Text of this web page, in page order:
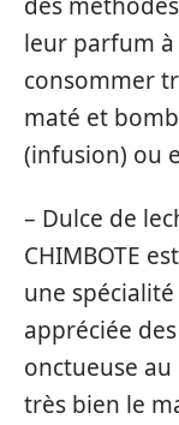
leur parfum
consommer
maté et
(infusion) ou
– Dulce de
CHIMBOTE
une
appréciée
onctueuse
très bien le